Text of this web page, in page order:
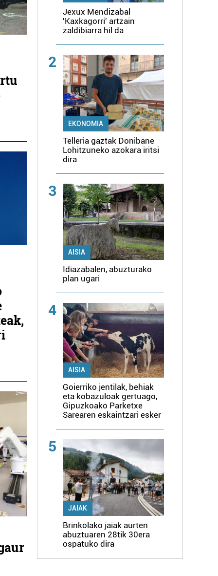
Jexux Mendizabal
'Kaxkagorri' artzain
zaldibiarra hil da
2
EKONOMIA
Telleria gaztak Donibane
Lohitzuneko azokara iritsi
dira
3
AISIA
Idiazabalen, abuzturako
plan ugari
4
AISIA
Goierriko jentilak, behiak
eta kobazuloak gertuago,
Gipuzkoako Parketxe
Sarearen eskaintzari esker
5
JAIAK
Brinkolako jaiak aurten
abuztuaren 28tik 30era
ospatuko dira